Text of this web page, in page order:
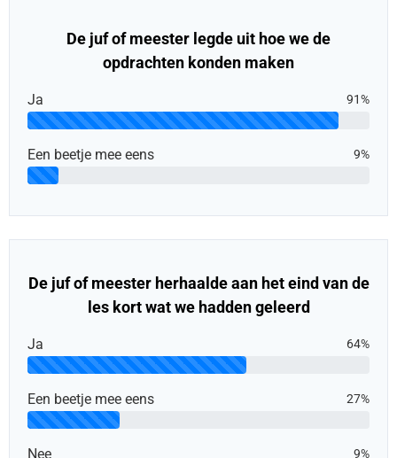
De juf of meester legde uit hoe we de
opdrachten konden maken
91%
Ja
9%
Een beetje mee eens
De juf of meester herhaalde aan het eind van de
les kort wat we hadden geleerd
64%
Ja
27%
Een beetje mee eens
9%
Nee